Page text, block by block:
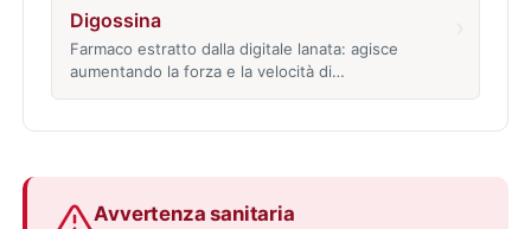
Digossina
Farmaco estratto dalla digitale lanata: agisce
aumentando la forza e la velocità di…
Avvertenza sanitaria